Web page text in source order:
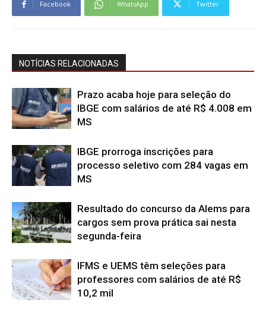
Facebook WhatsApp Twitter
NOTÍCIAS RELACIONADAS
Prazo acaba hoje para seleção do
IBGE com salários de até R$ 4.008 em
MS
IBGE prorroga inscrições para
processo seletivo com 284 vagas em
MS
Resultado do concurso da Alems para
cargos sem prova prática sai nesta
segunda-feira
IFMS e UEMS têm seleções para
professores com salários de até R$
10,2 mil